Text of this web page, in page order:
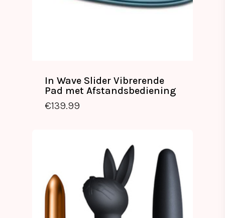
In Wave Slider Vibrerende
Pad met Afstandsbediening
€139.99
€139.99